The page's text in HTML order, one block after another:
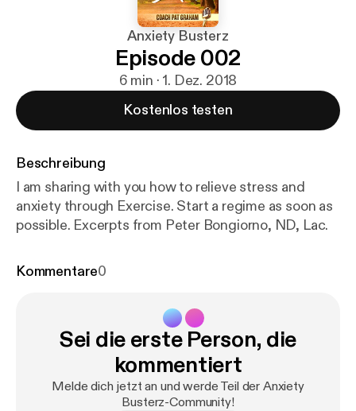
Anxiety Busterz
Episode 002
6 min · 1. Dez. 2018
Kostenlos testen
Beschreibung
I am sharing with you how to relieve stress and
anxiety through Exercise. Start a regime as soon as
possible. Excerpts from Peter Bongiorno, ND, Lac.
Kommentare0
Sei die erste Person, die
kommentiert
Melde dich jetzt an und werde Teil der Anxiety
Busterz-Community!